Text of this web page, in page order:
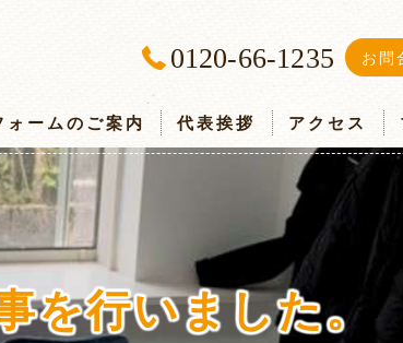
0120-66-1235 お問
ォームのご案内 代表挨拶 アクセス
を行いました。